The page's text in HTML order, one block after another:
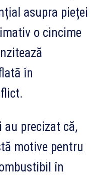
asupra pieței
o cincime
în
precizat că,
motive pentru
în